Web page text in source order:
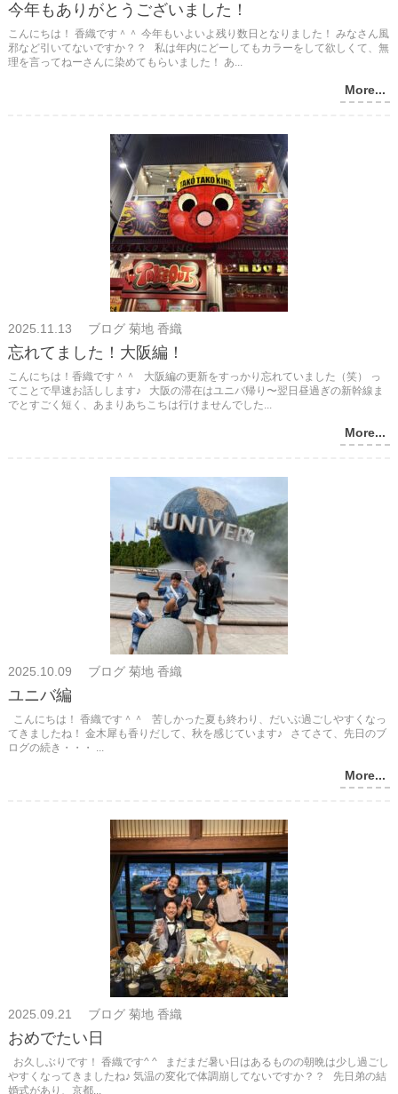
今年もありがとうございました！
こんにちは！ 香織です＾＾ 今年もいよいよ残り数日となりました！ みなさん風
邪など引いてないですか？？ 私は年内にどーしてもカラーをして欲しくて、無
理を言ってねーさんに染めてもらいました！ あ...
More...
2025.11.13 ブログ 菊地 香織
忘れてました！大阪編！
こんにちは！香織です＾＾ 大阪編の更新をすっかり忘れていました（笑） っ
てことで早速お話しします♪ 大阪の滞在はユニバ帰り〜翌日昼過ぎの新幹線ま
でとすごく短く、あまりあちこちは行けませんでした...
More...
2025.10.09 ブログ 菊地 香織
ユニバ編
こんにちは！ 香織です＾＾ 苦しかった夏も終わり、だいぶ過ごしやすくなっ
てきましたね！ 金木犀も香りだして、秋を感じています♪ さてさて、先日のブ
ログの続き・・・ ...
More...
2025.09.21 ブログ 菊地 香織
おめでたい日
お久しぶりです！ 香織です^ ^ まだまだ暑い日はあるものの朝晩は少し過ごし
やすくなってきましたね♪ 気温の変化で体調崩してないですか？？ 先日弟の結
婚式があり、京都...